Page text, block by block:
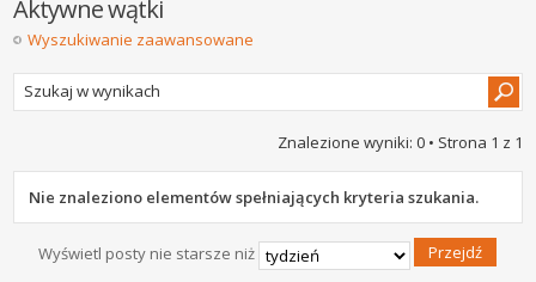
Aktywne wątki
Wyszukiwanie zaawansowane
Znalezione wyniki: 0 • Strona 1 z 1
Nie znaleziono elementów spełniających kryteria szukania.
Wyświetl posty nie starsze niż